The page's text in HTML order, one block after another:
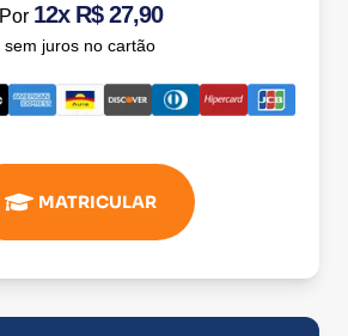
Por 12x R$ 27,90
sem juros no cartão
MATRICULAR